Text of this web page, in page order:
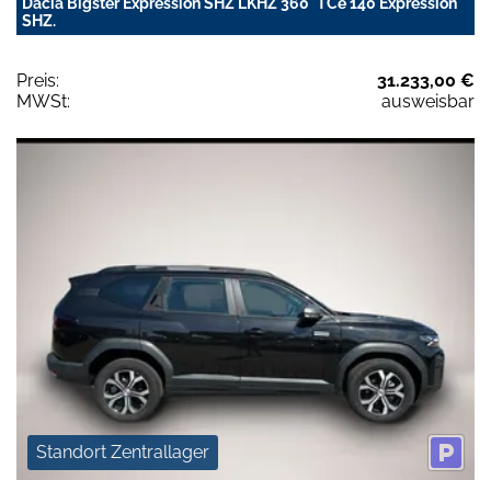
SHZ.
Preis:
31.233,00 €
MWSt:
ausweisbar
Standort Zentrallager